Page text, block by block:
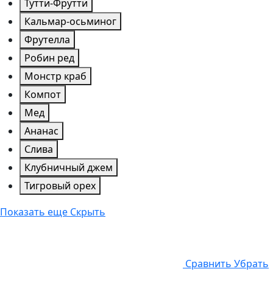
Тутти-Фрутти
Кальмар-осьминог
Фрутелла
Робин ред
Монстр краб
Компот
Мед
Ананас
Слива
Клубничный джем
Тигровый орех
Показать еще Скрыть
Cравнить Убрать